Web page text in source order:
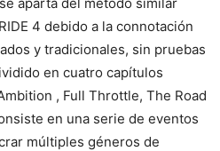
4 debido a la connotación
y tradicionales, sin pruebas
en cuatro capítulos
, Full Throttle, The Road
en una serie de eventos
múltiples géneros de